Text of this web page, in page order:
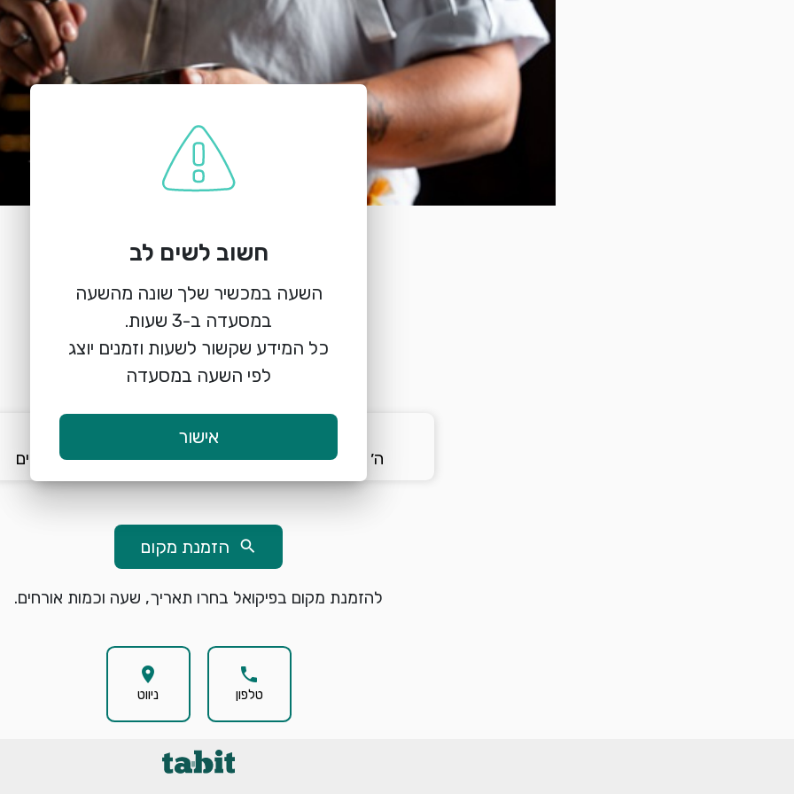
הזמנת מקום
פיקואל
ברשבסקי 8, ראשון לציון
ה׳ 6/8 20:30 2 אורחים
search הזמנת מקום
להזמנת מקום בפיקואל בחרו תאריך, שעה וכמות אורחים.
phone
טלפון
location_on
ניווט
חשוב לשים לב
השעה במכשיר שלך שונה מהשעה
כל המידע שקשור לשעות וזמנים יוצג
לפי השעה במסעדה
אישור